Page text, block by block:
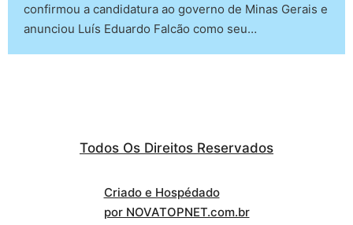
confirmou a candidatura ao governo de Minas Gerais e
anunciou Luís Eduardo Falcão como seu…
Todos Os Direitos Reservados
Criado e Hospédado
por NOVATOPNET.com.br